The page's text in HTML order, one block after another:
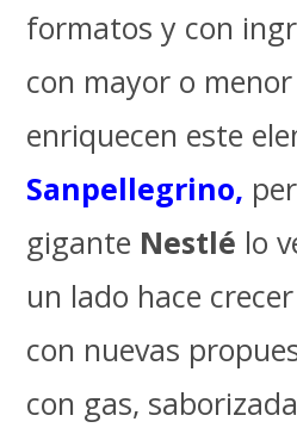
formatos y con
con mayor o
enriquecen este
Sanpellegrino,
gigante Nestlé lo
un lado hace
con nuevas
con gas,